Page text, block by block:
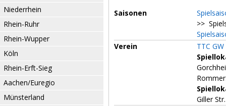
Niederrhein
Rhein-Ruhr
Rhein-Wupper
Köln
Rhein-Erft-Sieg
Aachen/Euregio
Münsterland
Saisonen
>>
Verein
TTC
Giller